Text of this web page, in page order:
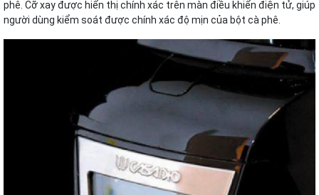
phê. Cỡ xay được hiển thị chính xác trên màn điều khiển điện tử, giúp
người dùng kiểm soát được chính xác độ mịn của bột cà phê.